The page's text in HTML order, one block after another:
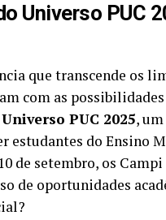
Universo PUC
que transcende os
com as
Universo PUC 2025,
estudantes do Ensino
de setembro, os
de oportunidades